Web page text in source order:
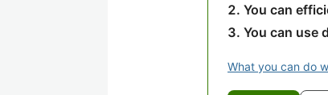
You can
You can use
What you can do